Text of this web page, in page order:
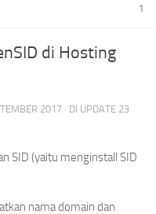
1
di Hosting
2017 · DI UPDATE 23
SID (yaitu menginstall SID
nama domain dan